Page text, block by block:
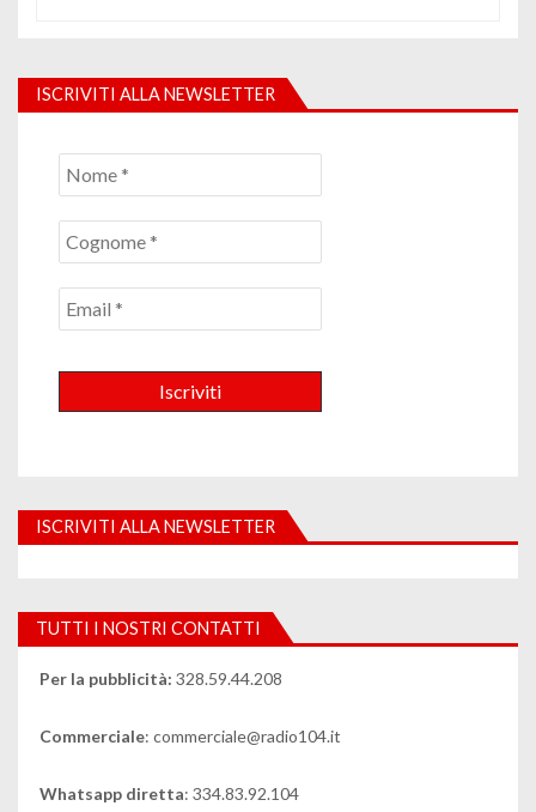
ISCRIVITI ALLA NEWSLETTER
ISCRIVITI ALLA NEWSLETTER
TUTTI I NOSTRI CONTATTI
Per la pubblicità: 328.59.44.208
Commerciale: commerciale@radio104.it
Whatsapp diretta: 334.83.92.104